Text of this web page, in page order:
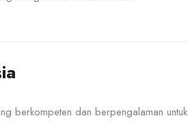
berkompeten dan berpengalaman untuk